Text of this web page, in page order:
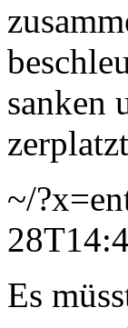
sanken
~/
Es